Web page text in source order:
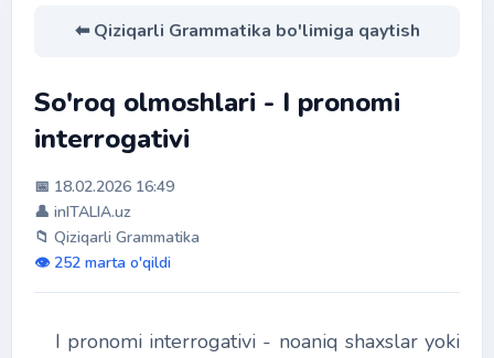
⬅ Qiziqarli Grammatika bo'limiga qaytish
So'roq olmoshlari - I pronomi
interrogativi
📅 18.02.2026 16:49
👤 inITALIA.uz
📁 Qiziqarli Grammatika
👁️ 252 marta o'qildi
I pronomi interrogativi - noaniq shaxslar yoki